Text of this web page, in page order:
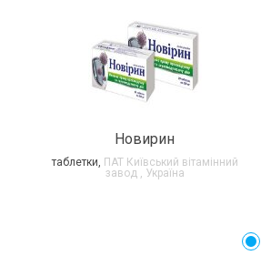
Новирин
таблетки, ПАТ Київський вітамінний
завод , Україна